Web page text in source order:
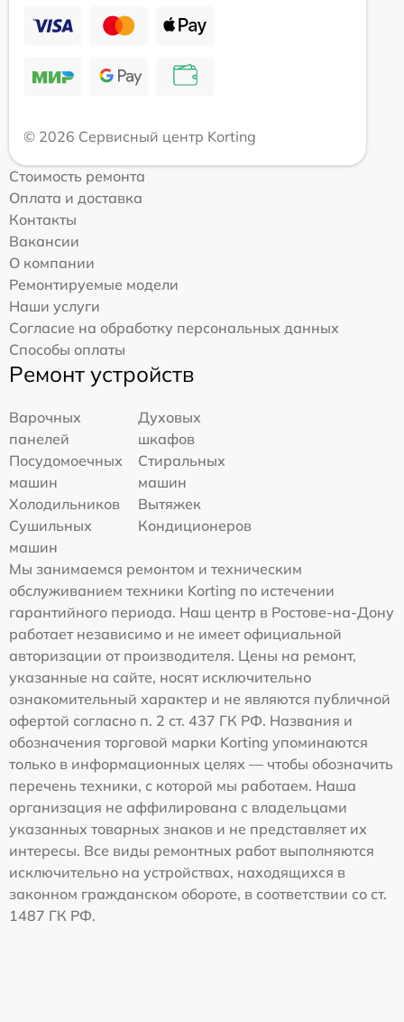
© 2026 Сервисный центр Korting
Стоимость ремонта
Оплата и доставка
Контакты
Вакансии
О компании
Ремонтируемые модели
Наши услуги
Согласие на обработку персональных данных
Способы оплаты
Ремонт устройств
Варочных
панелей
Духовых
шкафов
Посудомоечных
машин
Стиральных
машин
Холодильников
Вытяжек
Сушильных
машин
Кондиционеров
Мы занимаемся ремонтом и техническим
обслуживанием техники Korting по истечении
гарантийного периода. Наш центр в Ростове-на-Дону
работает независимо и не имеет официальной
авторизации от производителя. Цены на ремонт,
указанные на сайте, носят исключительно
ознакомительный характер и не являются публичной
офертой согласно п. 2 ст. 437 ГК РФ. Названия и
обозначения торговой марки Korting упоминаются
только в информационных целях — чтобы обозначить
перечень техники, с которой мы работаем. Наша
организация не аффилирована с владельцами
указанных товарных знаков и не представляет их
интересы. Все виды ремонтных работ выполняются
исключительно на устройствах, находящихся в
законном гражданском обороте, в соответствии со ст.
1487 ГК РФ.